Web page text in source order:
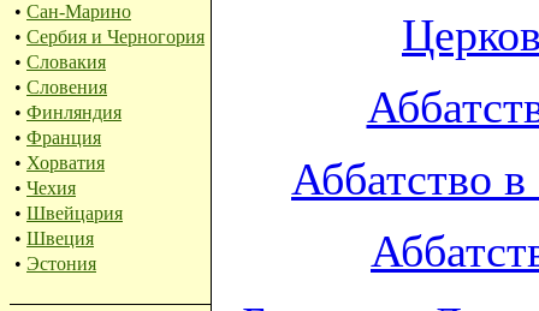
• Сан-Марино
• Сербия и Черногория
• Словакия
• Словения
• Финляндия
• Франция
• Хорватия
• Чехия
• Швейцария
• Швеция
• Эстония
Аббатство